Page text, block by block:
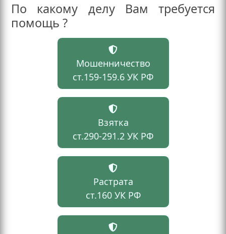
По какому делу Вам требуется
помощь ?
Мошенничество
ст.159-159.6 УК РФ
Взятка
ст.290-291.2 УК РФ
Растрата
ст.160 УК РФ